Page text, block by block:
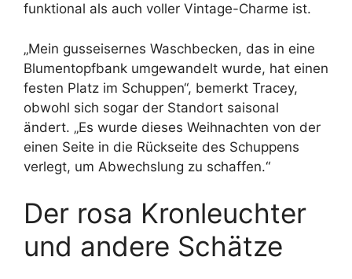
funktional als auch voller Vintage-Charme ist.
„Mein gusseisernes Waschbecken, das in eine
Blumentopfbank umgewandelt wurde, hat einen
festen Platz im Schuppen“, bemerkt Tracey,
obwohl sich sogar der Standort saisonal
ändert. „Es wurde dieses Weihnachten von der
einen Seite in die Rückseite des Schuppens
verlegt, um Abwechslung zu schaffen.“
Der rosa Kronleuchter
und andere Schätze